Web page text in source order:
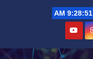
9:28:51 AM